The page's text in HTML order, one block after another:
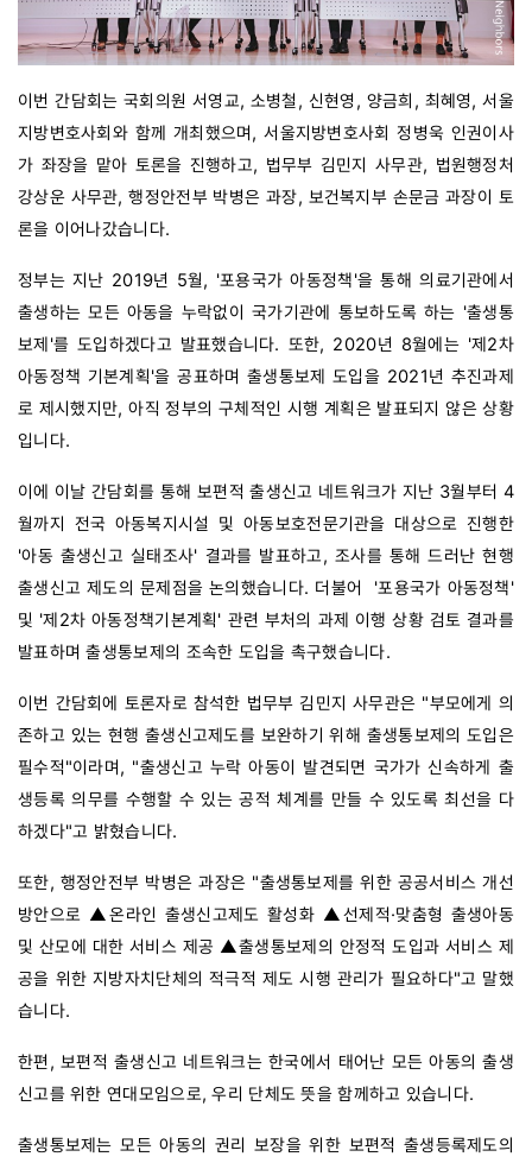
이번 간담회는 국회의원 서영교, 소병철, 신현영, 양금희, 최혜영, 서울
지방변호사회와 함께 개최했으며, 서울지방변호사회 정병욱 인권이사
가 좌장을 맡아 토론을 진행하고, 법무부 김민지 사무관, 법원행정처
강상운 사무관, 행정안전부 박병은 과장, 보건복지부 손문금 과장이 토
론을 이어나갔습니다.
정부는 지난 2019년 5월, '포용국가 아동정책'을 통해 의료기관에서
출생하는 모든 아동을 누락없이 국가기관에 통보하도록 하는 '출생통
보제'를 도입하겠다고 발표했습니다. 또한, 2020년 8월에는 '제2차
아동정책 기본계획'을 공표하며 출생통보제 도입을 2021년 추진과제
로 제시했지만, 아직 정부의 구체적인 시행 계획은 발표되지 않은 상황
입니다.
이에 이날 간담회를 통해 보편적 출생신고 네트워크가 지난 3월부터 4
월까지 전국 아동복지시설 및 아동보호전문기관을 대상으로 진행한
'아동 출생신고 실태조사' 결과를 발표하고, 조사를 통해 드러난 현행
출생신고 제도의 문제점을 논의했습니다. 더불어
'포용국가 아동정책'
및 '제2차 아동정책기본계획' 관련 부처의 과제 이행 상황 검토 결과를
발표하며 출생통보제의 조속한 도입을 촉구했습니다.
이번 간담회에 토론자로 참석한 법무부 김민지 사무관은 "부모에게 의
존하고 있는 현행 출생신고제도를 보완하기 위해 출생통보제의 도입은
필수적"이라며, "출생신고 누락 아동이 발견되면 국가가 신속하게 출
생등록 의무를 수행할 수 있는 공적 체계를 만들 수 있도록 최선을 다
하겠다"고 밝혔습니다.
또한, 행정안전부 박병은 과장은 "출생통보제를 위한 공공서비스 개선
방안으로 ▲온라인 출생신고제도 활성화 ▲선제적·맞춤형 출생아동
및 산모에 대한 서비스 제공 ▲출생통보제의 안정적 도입과 서비스 제
공을 위한 지방자치단체의 적극적 제도 시행 관리가 필요하다"고 말했
습니다.
한편, 보편적 출생신고 네트워크는 한국에서 태어난 모든 아동의 출생
신고를 위한 연대모임으로, 우리 단체도 뜻을 함께하고 있습니다.
출생통보제는 모든 아동의 권리 보장을 위한 보편적 출생등록제도의